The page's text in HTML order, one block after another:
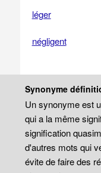
léger
négligent
Synonyme
Un synonyme est
qui a la même
signification
d'autres mots qui
évite de faire des